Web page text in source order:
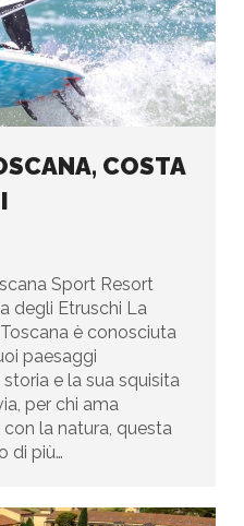
COSTA
Sport Resort
degli Etruschi La
è conosciuta
paesaggi
e la sua squisita
per chi ama
con la natura, questa
di più…